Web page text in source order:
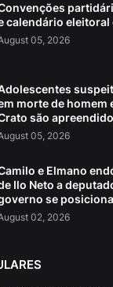
calendário eleitoral
05, 2026
morte de homem
são
05, 2026
e Elmano
Ilo Neto a
se
02, 2026